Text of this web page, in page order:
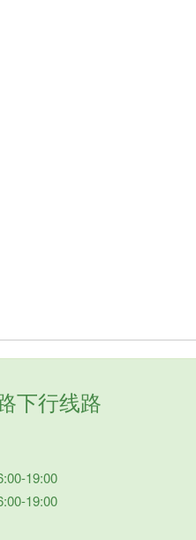
下行线路
19:00
19:00